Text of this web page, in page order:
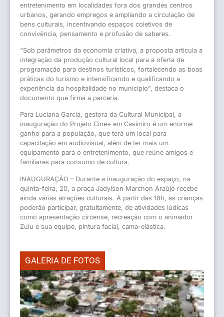
entretenimento em localidades fora dos grandes centros
urbanos, gerando empregos e ampliando a circulação de
bens culturais, incentivando espaços coletivos de
convivência, pensamento e profusão de saberes.
“Sob parâmetros da economia criativa, a proposta articula a
integração da produção cultural local para a oferta de
programação para destinos turísticos, fortalecendo as boas
práticas do turismo e intensificando e qualificando a
experiência da hospitalidade no município”, destaca o
documento que firma a parceria.
Para Luciana Garcia, gestora da Cultural Municipal, a
inauguração do Projeto Cine+ em Casimiro é um enorme
ganho para a população, que terá um local para
capacitação em audiovisual, além de ter mais um
equipamento para o entretenimento, que reúne amigos e
familiares para consumo de cultura.
INAUGURAÇÃO – Durante a inauguração do espaço, na
quinta-feira, 20, a praça Jadylson Marchon Araújo recebe
ainda várias atrações culturais. A partir das 18h, as crianças
poderão participar, gratuitamente, de atividades lúdicas
como apresentação circense, recreação com o animador
Zulu e sua equipe, pintura facial, cama-elástica.
GALERIA DE FOTOS